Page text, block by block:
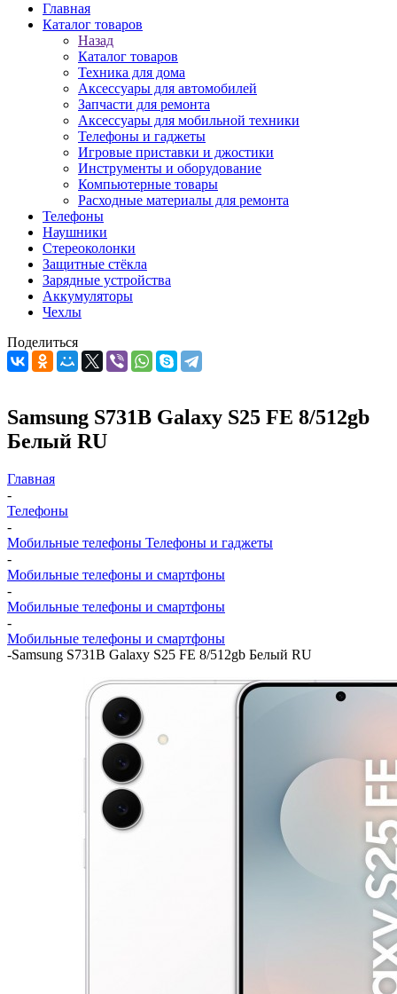
Главная
Каталог товаров
Назад
Каталог товаров
Техника для дома
Аксессуары для автомобилей
Запчасти для ремонта
Аксессуары для мобильной техники
Телефоны и гаджеты
Игровые приставки и джостики
Инструменты и оборудование
Компьютерные товары
Расходные материалы для ремонта
Телефоны
Наушники
Стереоколонки
Защитные стёкла
Зарядные устройства
Аккумуляторы
Чехлы
Поделиться
Samsung S731B Galaxy S25 FE 8/512gb
Белый RU
Главная
-
Телефоны
-
Мобильные телефоны Телефоны и гаджеты
-
Мобильные телефоны и смартфоны
-
Мобильные телефоны и смартфоны
-
Мобильные телефоны и смартфоны
-Samsung S731B Galaxy S25 FE 8/512gb Белый RU